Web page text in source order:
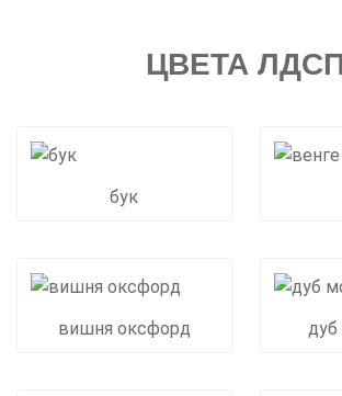
ЦВЕТА
бук
вишня оксфорд